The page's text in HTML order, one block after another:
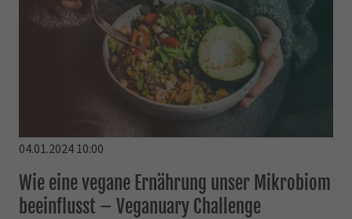
04.01.2024 10:00
Wie eine vegane Ernährung unser Mikrobiom
beeinflusst – Veganuary Challenge